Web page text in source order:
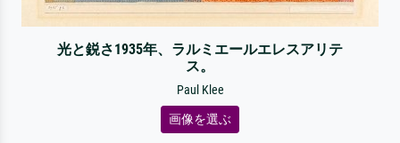
光と鋭さ1935年、ラルミエールエレスアリテ
ス。
Paul Klee
画像を選ぶ